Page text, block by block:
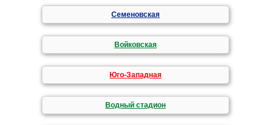
Семеновская
Войковская
Юго-Западная
Водный стадион